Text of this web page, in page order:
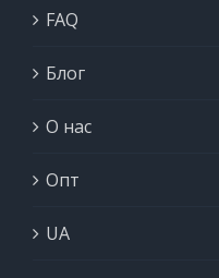
FAQ
Блог
О нас
Опт
UA